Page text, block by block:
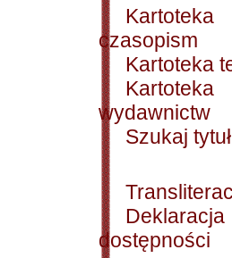
Kartoteka
czasopism
Kartoteka
Kartoteka
wydawnictw
Szukaj
Deklaracja
dostępności